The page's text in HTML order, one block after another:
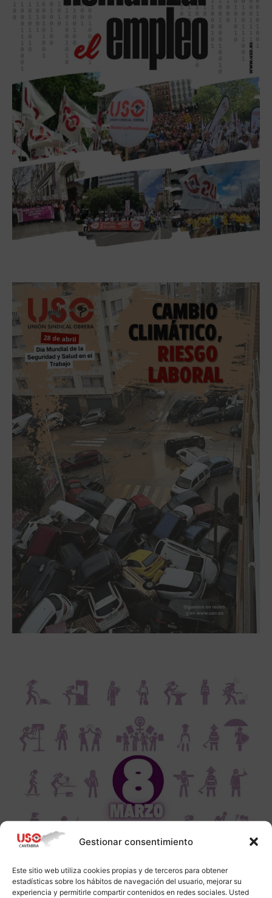
Gestionar consentimiento
Este sitio web utiliza cookies propias y de terceros para obtener
estadísticas sobre los hábitos de navegación del usuario, mejorar su
experiencia y permitirle compartir contenidos en redes sociales. Usted